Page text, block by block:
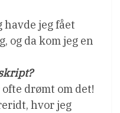
havde jeg fået
og da kom jeg en
drømt om det!
hvor jeg